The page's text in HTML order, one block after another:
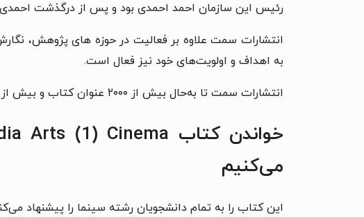
رئیس این سازمان احمد احمدی بود و پس از درگذشت احمدی در خرداد ۱۳۹۷، محمد ذبیحی سرپرستی سازمان «سمت» را
انتشارات سمت علاوه بر فعالیت در حوزه های پژوهش،
به اهداف و اولویت‌های خود نیز فعال است.
انتشارات سمت تا به‌حال بیش از ۲۰۰۰ عنوان کتاب و بیش از ۴۰ میلییون نسخه منتشر کرده است.
می‌کنیم
این کتاب را به تمام دانشجویان رشته سینما را پیشنهاد